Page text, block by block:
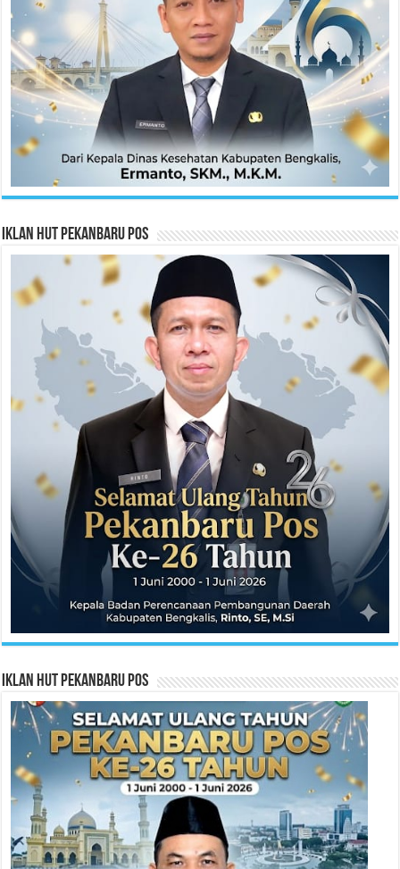
Iklan HUT Pekanbaru Pos
Iklan HUT Pekanbaru Pos